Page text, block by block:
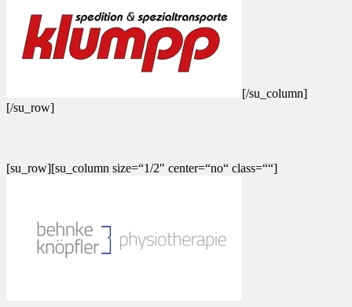
[/su_column]
[/su_row]
[su_row][su_column size=“1/2″ center=“no“ class=““]